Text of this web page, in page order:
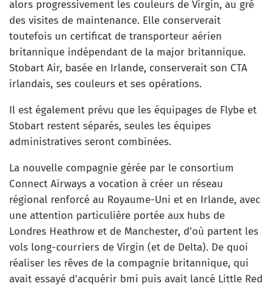
alors progressivement les couleurs de Virgin, au gré
des visites de maintenance. Elle conserverait
toutefois un certificat de transporteur aérien
britannique indépendant de la major britannique.
Stobart Air, basée en Irlande, conserverait son CTA
irlandais, ses couleurs et ses opérations.
Il est également prévu que les équipages de Flybe et
Stobart restent séparés, seules les équipes
administratives seront combinées.
La nouvelle compagnie gérée par le consortium
Connect Airways a vocation à créer un réseau
régional renforcé au Royaume-Uni et en Irlande, avec
une attention particulière portée aux hubs de
Londres Heathrow et de Manchester, d’où partent les
vols long-courriers de Virgin (et de Delta). De quoi
réaliser les rêves de la compagnie britannique, qui
avait essayé d’acquérir bmi puis avait lancé Little Red